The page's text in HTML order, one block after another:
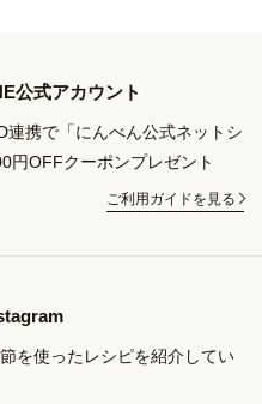
公式アカウント
連携で「にんべん公式ネットシ
円OFFクーポンプレゼント
ご利用ガイドを見る
を使ったレシピを紹介してい